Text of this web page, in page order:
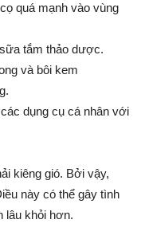
quá mạnh vào vùng
tắm thảo dược.
và bôi kem
dụng cụ cá nhân với
kiêng gió. Bởi vậy,
này có thể gây tình
lâu khỏi hơn.